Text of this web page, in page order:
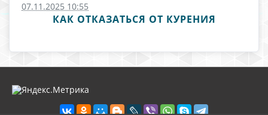
07.11.2025 10:55
КАК ОТКАЗАТЬСЯ ОТ КУРЕНИЯ